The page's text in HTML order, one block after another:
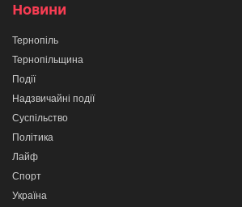
Новини
Тернопіль
Тернопільщина
Події
Надзвичайні події
Суспільство
Політика
Лайф
Спорт
Україна